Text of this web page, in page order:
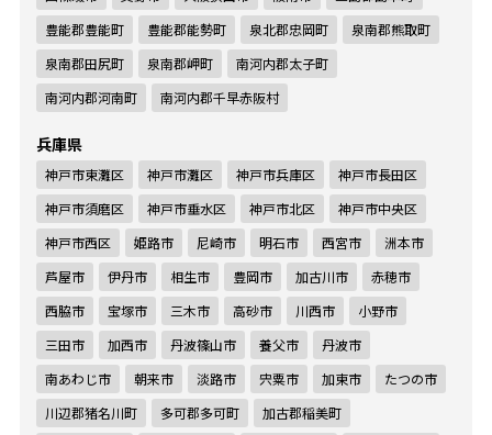
豊能郡豊能町
豊能郡能勢町 泉北郡忠岡町
泉南郡熊取町
泉南郡田尻町
泉南郡岬町
南河内郡太子町
南河内郡河南町
南河内郡千早赤阪村
兵庫県
神戸市東灘区 神戸市灘区 神戸市兵庫区
神戸市長田区
神戸市須磨区
神戸市垂水区 神戸市北区
神戸市中央区
神戸市西区
姫路市 尼崎市 明石市 西宮市
洲本市
芦屋市
伊丹市 相生市 豊岡市 加古川市
赤穂市
西脇市
宝塚市 三木市 高砂市 川西市
小野市
三田市
加西市 丹波篠山市 養父市
丹波市
南あわじ市
朝来市 淡路市 宍粟市 加東市
たつの市
川辺郡猪名川町
多可郡多可町
加古郡稲美町